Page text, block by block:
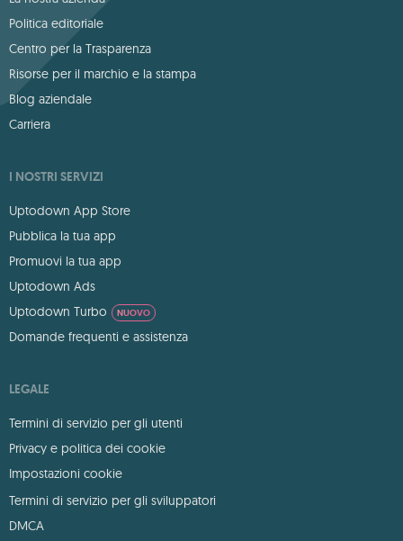
Politica editoriale
Centro per la Trasparenza
Risorse per il marchio e la stampa
Blog aziendale
Carriera
I NOSTRI SERVIZI
Uptodown App Store
Pubblica la tua app
Promuovi la tua app
Uptodown Ads
Uptodown Turbo
NUOVO
Domande frequenti e assistenza
LEGALE
Termini di servizio per gli utenti
Privacy e politica dei cookie
Impostazioni cookie
Termini di servizio per gli sviluppatori
DMCA